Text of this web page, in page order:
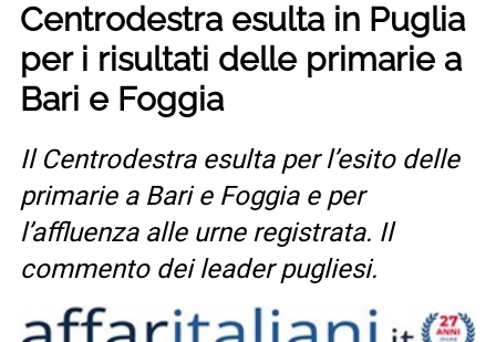
Centrodestra esulta in Puglia
per i risultati delle primarie a
Bari e Foggia
Il Centrodestra esulta per l’esito delle
primarie a Bari e Foggia e per
l’affluenza alle urne registrata. Il
commento dei leader pugliesi.